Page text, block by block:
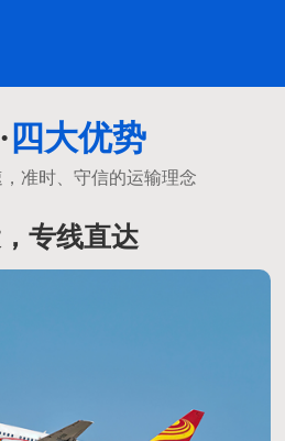
四大优势
准时、守信的运输理念
专线直达